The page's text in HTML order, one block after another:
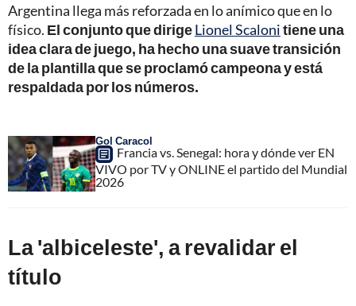
Argentina llega más reforzada en lo anímico que en lo
físico. El conjunto que dirigeLionel Scalonitiene una
idea clara de juego, ha hecho una suave transición
de la plantilla que se proclamó campeona y está
respaldada por los números.
Gol Caracol
Francia vs. Senegal: hora y dónde ver EN
VIVO por TV y ONLINE el partido del Mundial
2026
La 'albiceleste', a revalidar el
título